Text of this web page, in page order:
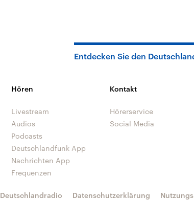
Entdecken Sie den
Hören
Livestream
Audios
Podcasts
Deutschlandfunk App
Nachrichten App
Frequenzen
Kontakt
Hörerservice
Social Media
Deutschlandradio Datenschutzerklärung